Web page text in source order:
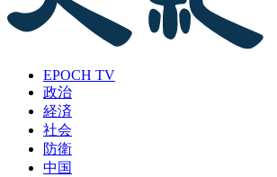
EPOCH TV
政治
経済
社会
防衛
中国